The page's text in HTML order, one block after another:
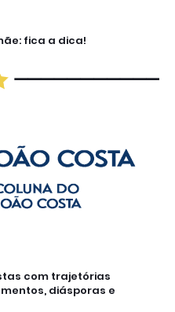
fica a dica!
com trajetórias
diásporas e